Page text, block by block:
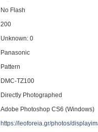
No Flash
200
Unknown: 0
Panasonic
Pattern
DMC-TZ100
Directly Photographed
Adobe Photoshop CS6 (Windows)
https://leoforeia.gr/photos/